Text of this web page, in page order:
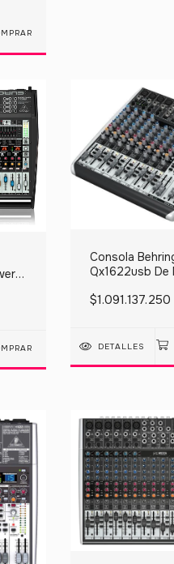
Consola
Qx1622usb De
$1.091.137.250
DETALLES